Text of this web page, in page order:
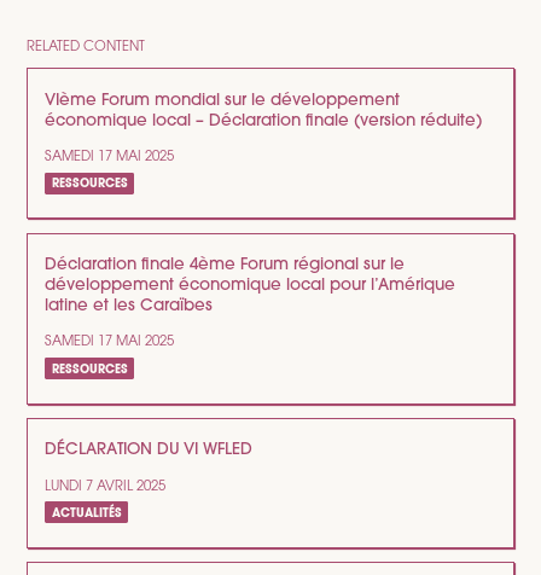
RELATED CONTENT
VIème Forum mondial sur le développement
économique local – Déclaration finale (version réduite)
SAMEDI 17 MAI 2025
RESSOURCES
Déclaration finale 4ème Forum régional sur le
développement économique local pour l’Amérique
latine et les Caraïbes
SAMEDI 17 MAI 2025
RESSOURCES
DÉCLARATION DU VI WFLED
LUNDI 7 AVRIL 2025
ACTUALITÉS